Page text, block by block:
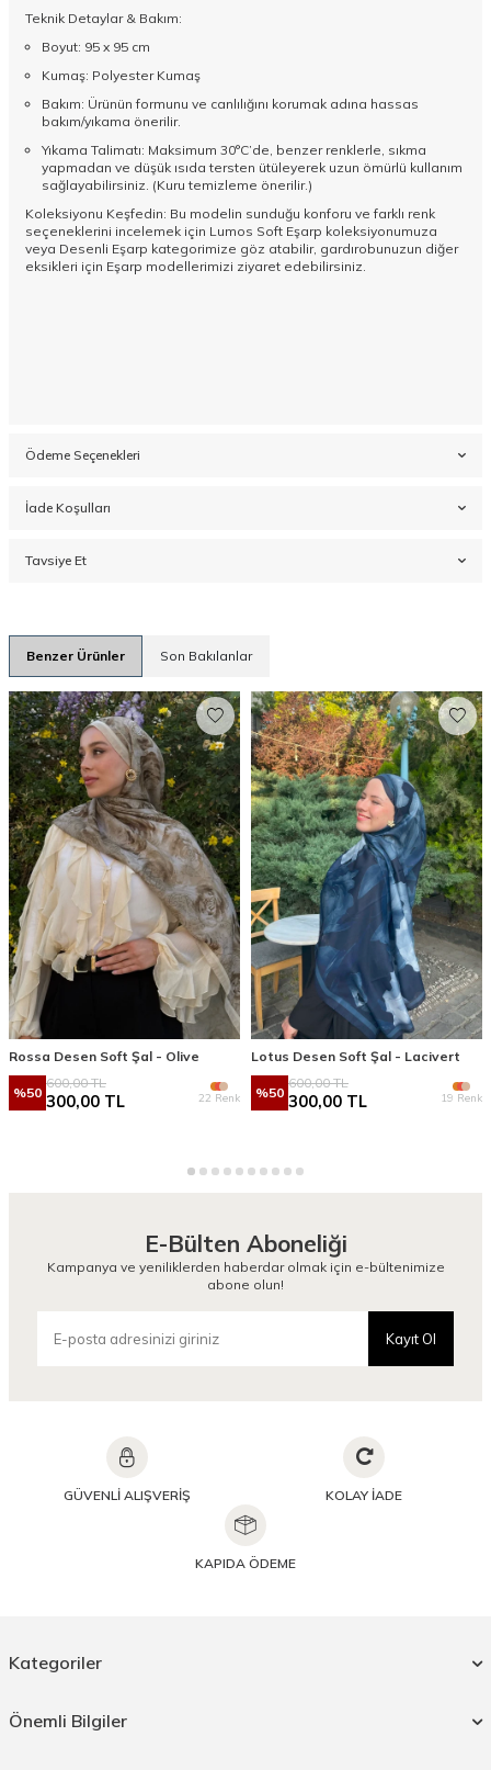
Teknik Detaylar & Bakım:
Boyut: 95 x 95 cm
Kumaş: Polyester Kumaş
Bakım: Ürünün formunu ve canlılığını korumak adına hassas
bakım/yıkama önerilir.
Yıkama Talimatı: Maksimum 30°C’de, benzer renklerle, sıkma
yapmadan ve düşük ısıda tersten ütüleyerek uzun ömürlü kullanım
sağlayabilirsiniz. (Kuru temizleme önerilir.)
Koleksiyonu Keşfedin: Bu modelin sunduğu konforu ve farklı renk
seçeneklerini incelemek için Lumos Soft Eşarp koleksiyonumuza
veya Desenli Eşarp kategorimize göz atabilir, gardırobunuzun diğer
eksikleri için Eşarp modellerimizi ziyaret edebilirsiniz.
Ödeme Seçenekleri
İade Koşulları
Tavsiye Et
Benzer Ürünler Son Bakılanlar
Rossa Desen Soft Şal - Olive
%50
600,00TL
300,00 TL 22 Renk
Lotus Desen Soft Şal - Lacivert
%50
600,00TL
300,00 TL 19 Renk
E-Bülten Aboneliği
Kampanya ve yeniliklerden haberdar olmak için e-bültenimize
abone olun!
Kayıt Ol
GÜVENLİ ALIŞVERİŞ KOLAY İADE
KAPIDA ÖDEME
Kategoriler
Önemli Bilgiler